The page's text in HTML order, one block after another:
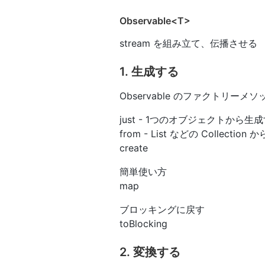
Observable<T>
stream を組み立て、伝播させる
1. 生成する
Observable のファクトリーメソ
just - 1つのオブジェクトから生成
from - List などの Collection か
create
簡単使い方
map
ブロッキングに戻す
toBlocking
2. 変換する